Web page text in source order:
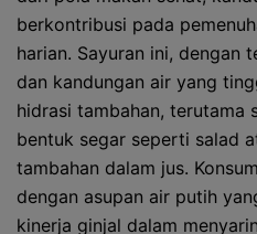
berkontribusi pada
harian. Sayuran ini, dengan
dan kandungan air yang
hidrasi tambahan, terutama
bentuk segar seperti salad
tambahan dalam jus.
dengan asupan air putih
kinerja ginjal dalam